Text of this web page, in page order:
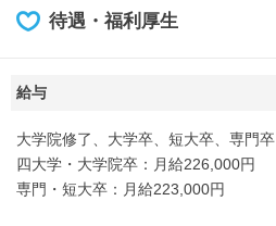
待遇・福利厚生
給与
大学院修了、大学卒、短大卒、専門卒
四大学・大学院卒：月給226,000円
専門・短大卒：月給223,000円